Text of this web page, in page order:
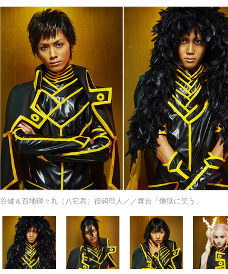
＆百地獅々丸（八它烏）役碕理人／／舞台「煉獄に笑う」